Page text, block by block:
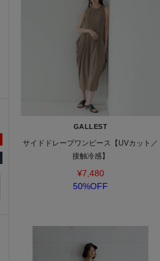
GALLEST
サイドドレープワンピース【UVカット／
接触冷感】
¥7,480
50%OFF